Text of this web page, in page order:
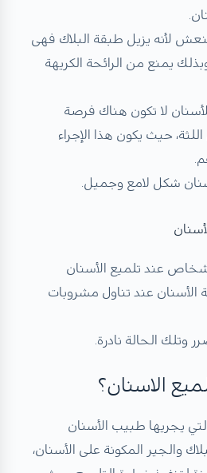
لأنه يزيل طبقة البلاك فهى
يمنع من الرائحة الكريهة
لا تكون هناك فرصة
حيث يكون هذا الإجراء
شكل لامع وجميل.
عند تلميع الأسنان
عند تناول مشروبات
وتلك الحالة نادرة.
الاسنان؟
يجريها طبيب الأسنان
والجير المكونة على الأسنان،